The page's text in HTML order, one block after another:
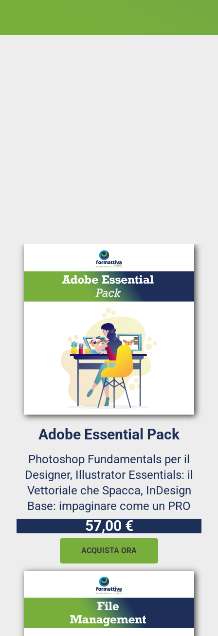
Adobe Essential Pack
Photoshop Fundamentals per il
Designer, Illustrator Essentials: il
Vettoriale che Spacca, InDesign
Base: impaginare come un PRO
57,00 €
ACQUISTA ORA